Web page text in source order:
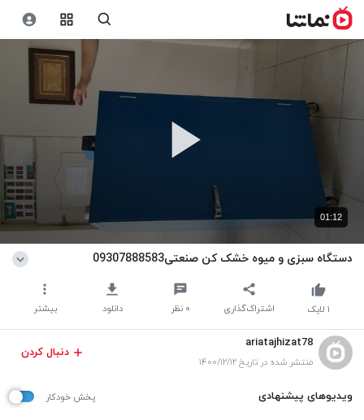
01:12
دستگاه سبزی و میوه خشک کن صنعتی09307888583
اشتراک‌گذاری ۰ نظر دانلود بیشتر ۱ لایک
ariatajhizat78
منتشر شده در تاریخ ۱۴۰۰/۱۲/۱۲
دنبال کردن
ویدیوهای پیشنهادی پخش خودکار